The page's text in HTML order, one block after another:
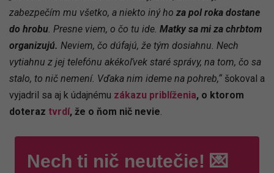
zabezpečím mu všetko, a niekto iný ho za pol roka dostane
do hrobu. Presne viem, o čo tu ide. Matky sa mi za chrbtom
organizujú. Neviem, čo dúfajú, že tým dosiahnu. Nech
vytiahnu z jej telefónu akékoľvek staré správy, na tom, čo sa
stalo, to nič nemení. Vďaka nim ideme na pohreb,“ šokoval a
vyjadril sa aj k údajnému zákazu priblíženia, o ktorom
doteraz tvrdí, že o ňom nič nevie.
Nech ti nič neutečie! 💌